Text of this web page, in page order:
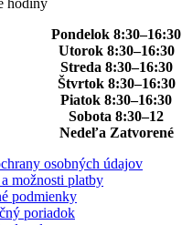
hodiny
Pondelok 8:30–16:30
Utorok 8:30–16:30
Streda 8:30–16:30
Štvrtok 8:30–16:30
Piatok 8:30–16:30
Sobota 8:30–12
Nedeľa Zatvorené
osobných údajov
možnosti platby
podmienky
poriadok